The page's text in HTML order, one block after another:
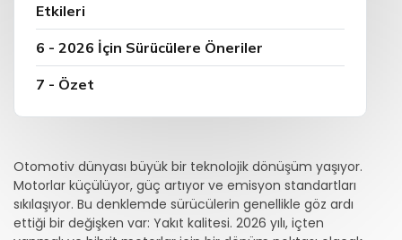
Etkileri
6 - 2026 İçin Sürücülere Öneriler
7 - Özet
Otomotiv dünyası büyük bir teknolojik dönüşüm yaşıyor.
Motorlar küçülüyor, güç artıyor ve emisyon standartları
sıkılaşıyor. Bu denklemde sürücülerin genellikle göz ardı
ettiği bir değişken var: Yakıt kalitesi. 2026 yılı, içten